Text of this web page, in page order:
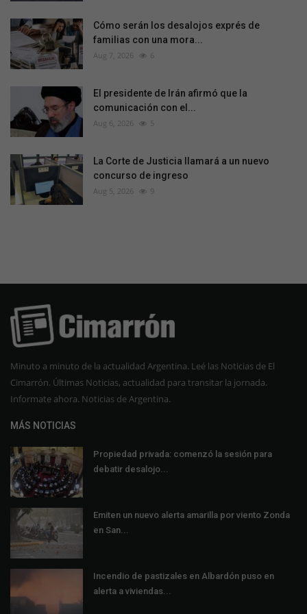
Cómo serán los desalojos exprés de
familias con una mora...
Aug 7, 2026 6
El presidente de Irán afirmó que la
comunicación con el...
Aug 6, 2026 5
La Corte de Justicia llamará a un nuevo
concurso de ingreso
Aug 5, 2026 9
Minuto a minuto de la actualidad Argentina. Leé las Noticias de El
Cimarrón. Últimas Noticias, actualidad para transitar la jornada.
Informate ahora. Noticias de Argentina.
MÁS NOTICIAS
Propiedad privada: comenzó la sesión para
debatir desalojo...
Emiten un nuevo alerta amarilla por viento Zonda
en San...
Incendio de pastizales en Albardón puso en
alerta a viviendas...